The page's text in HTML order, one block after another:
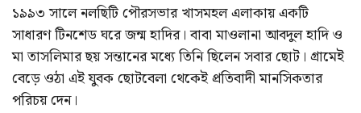
১৯৯৩ সালে নলছিটি পৌরসভার খাসমহল এলাকায় একটি
সাধারণ টিনশেড ঘরে জন্ম হাদির। বাবা মাওলানা আবদুল হাদি ও
মা তাসলিমার ছয় সন্তানের মধ্যে তিনি ছিলেন সবার ছোট। গ্রামেই
বেড়ে ওঠা এই যুবক ছোটবেলা থেকেই প্রতিবাদী মানসিকতার
পরিচয় দেন।